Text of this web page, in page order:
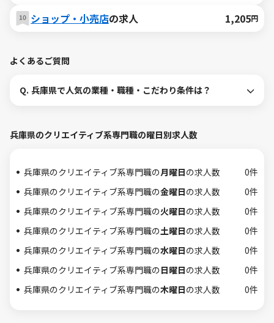
ショップ・小売店の求人 1,205円
よくあるご質問
Q. 兵庫県で人気の業種・職種・こだわり条件は？
兵庫県のクリエイティブ系専門職の曜日別求人数
兵庫県のクリエイティブ系専門職の月曜日の求人数
0件
兵庫県のクリエイティブ系専門職の金曜日の求人数
0件
兵庫県のクリエイティブ系専門職の火曜日の求人数
0件
兵庫県のクリエイティブ系専門職の土曜日の求人数
0件
兵庫県のクリエイティブ系専門職の水曜日の求人数
0件
兵庫県のクリエイティブ系専門職の日曜日の求人数
0件
兵庫県のクリエイティブ系専門職の木曜日の求人数 0件